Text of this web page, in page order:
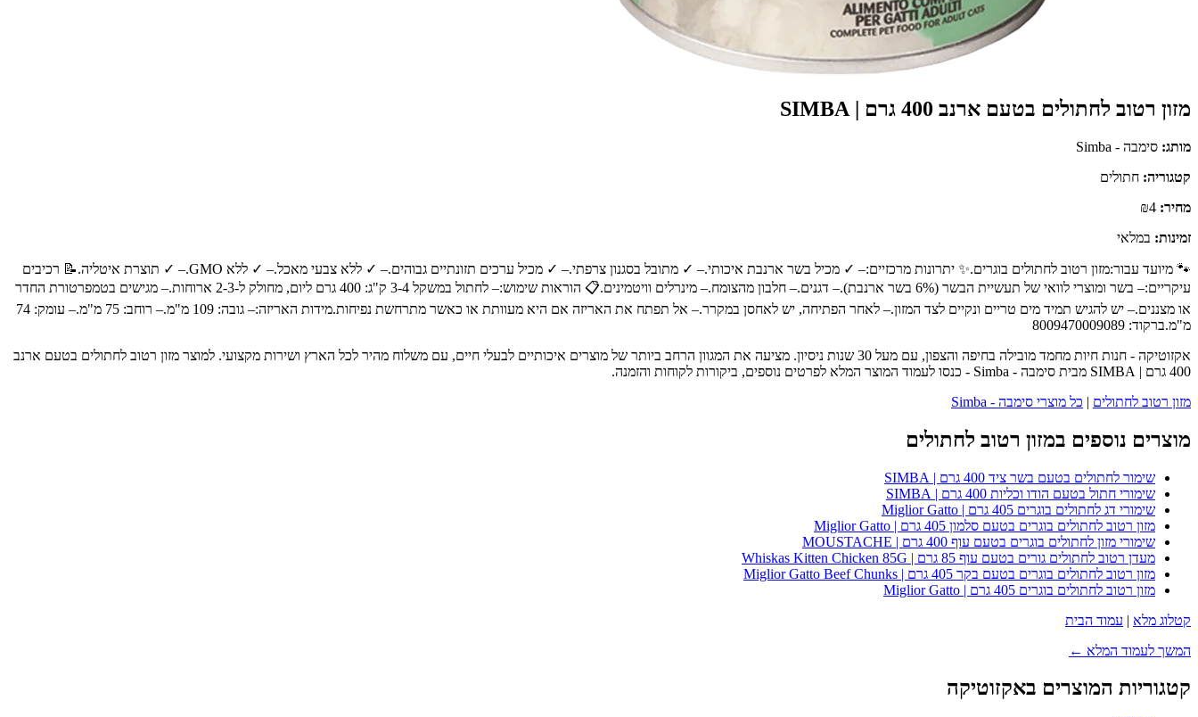
מזון רטוב לחתולים בטעם ארנב 400 גרם | SIMBA
מותג: סימבה - Simba
קטגוריה: חתולים
מחיר:
זמינות: במלאי
🐾 מיועד עבור:מזון רטוב לחתולים בוגרים.✨ יתרונות מרכזיים:– ✓ מכיל בשר ארנבת איכותי.– ✓ מתובל בסגנון צרפתי.– ✓ מכיל ערכים תזונתיים גבוהים.– ✓ ללא צבעי מאכל.– ✓ ללא GMO.– ✓ תוצרת איטליה.📝 רכיבים
עיקריים:– בשר ומוצרי לוואי של תעשיית הבשר (6% בשר ארנבת).– דגנים.– חלבון מהצומח.– מינרלים וויטמינים.📋 הוראות שימוש:– לחתול במשקל 3-4 ק"ג: 400 גרם ליום, מחולק ל-2-3 ארוחות.– מגישים בטמפרטורת החדר
או מצננים.– יש להגיש תמיד מים טריים ונקיים לצד המזון.– לאחר הפתיחה, יש לאחסן במקרר.– אל תפתח את האריזה אם היא מעוותת או כאשר מתרחשת נפיחות.מידות האריזה:– גובה: 109 מ"מ.– רוחב: 75 מ"מ.– עומק: 74
מ"מ.ברקוד: 8009470009089
אקזוטיקה - חנות חיות מחמד מובילה בחיפה והצפון, עם מעל 30 שנות ניסיון. מציעה את המגוון הרחב ביותר של מוצרים איכותיים לבעלי חיים, עם משלוח מהיר לכל הארץ ושירות מקצועי. למוצר מזון רטוב לחתולים בטעם ארנב
400 גרם | SIMBA מבית סימבה - Simba - כנסו לעמוד המוצר המלא לפרטים נוספים, ביקורות לקוחות והזמנה.
מזון רטוב לחתולים | כל מוצרי סימבה - Simba
מוצרים נוספים במזון רטוב לחתולים
שימור לחתולים בטעם בשר ציד 400 גרם | SIMBA
שימורי חתול בטעם הודו וכליות 400 גרם | SIMBA
שימורי דג לחתולים בוגרים 405 גרם | Miglior Gatto
מזון רטוב לחתולים בוגרים בטעם סלמון 405 גרם | Miglior Gatto
שימורי מזון לחתולים בוגרים בטעם עוף 400 גרם | MOUSTACHE
מעדן רטוב לחתולים גורים בטעם עוף 85 גרם | Whiskas Kitten Chicken 85G
מזון רטוב לחתולים בוגרים בטעם בקר 405 גרם | Miglior Gatto Beef Chunks
מזון רטוב לחתולים בוגרים 405 גרם | Miglior Gatto
קטלוג מלא | עמוד הבית
המשך לעמוד המלא ←
קטגוריות המוצרים באקזוטיקה